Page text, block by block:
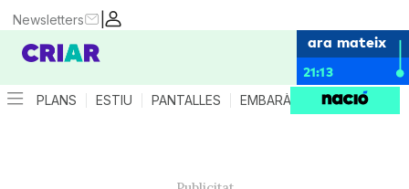
|
Newsletters
ara mateix
21:13
PLANS ESTIU PANTALLES EMBARÀS CRIANÇA